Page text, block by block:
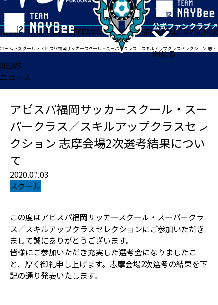
閉じる
HOMETICKETMATCHTEAMNEWSGOODSFANACADEMY
ホーム > スクール > アビスパ福岡サッカースクール・スーパークラス／スキルアップクラスセレクション 志摩会場2次選考結果について
NEWS
ニュース
アビスパ福岡サッカースクール・スー
パークラス／スキルアップクラスセレ
クション 志摩会場2次選考結果につい
て
2020.07.03
スクール
この度はアビスパ福岡サッカースクール・スーパークラ
ス／スキルアップクラスセレクションにご参加いただき
まして誠にありがとうございます。
皆様にご参加いただき充実した選考会になりましたこ
と、厚く御礼申し上げます。志摩会場2次選考の結果を下
記の通り発表いたします。